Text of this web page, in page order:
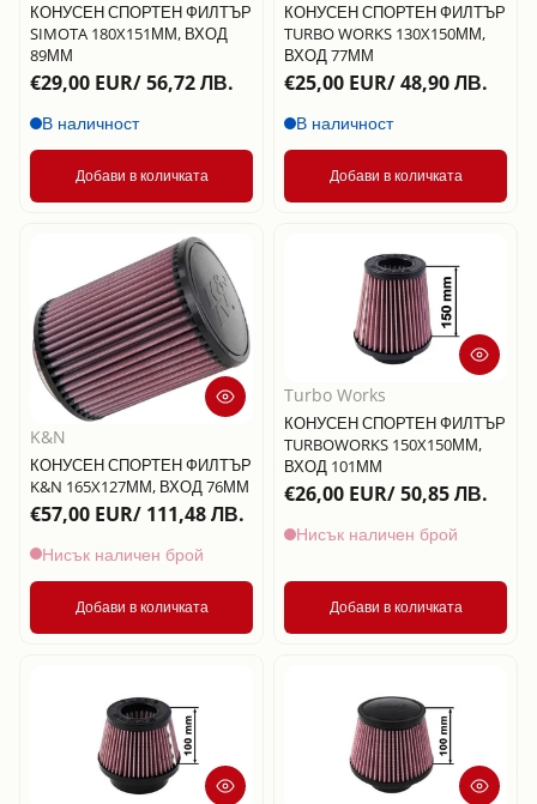
КОНУСЕН СПОРТЕН ФИЛТЪР
SIMOTA 180X151ММ, ВХОД
89ММ
€29,00 EUR/ 56,72 ЛВ.
В наличност
Добави в количката
КОНУСЕН СПОРТЕН ФИЛТЪР
TURBO WORKS 130X150ММ,
ВХОД 77ММ
€25,00 EUR/ 48,90 ЛВ.
В наличност
Добави в количката
K&N
КОНУСЕН СПОРТЕН ФИЛТЪР
K&N 165X127ММ, ВХОД 76ММ
€57,00 EUR/ 111,48 ЛВ.
Нисък наличен брой
Добави в количката
Turbo Works
КОНУСЕН СПОРТЕН ФИЛТЪР
TURBOWORKS 150X150ММ,
ВХОД 101ММ
€26,00 EUR/ 50,85 ЛВ.
Нисък наличен брой
Добави в количката